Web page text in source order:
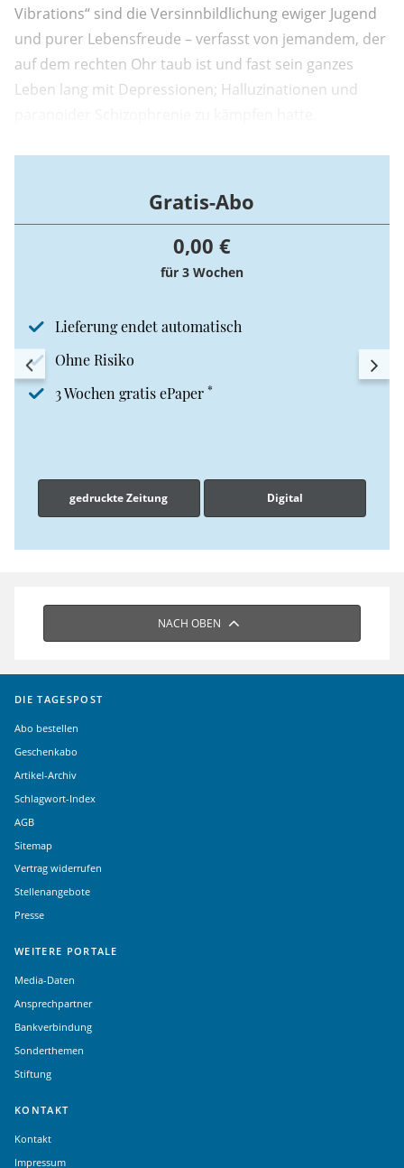
Vibrations“ sind die Versinnbildlichung ewiger Jugend
und purer Lebensfreude – verfasst von jemandem, der
auf dem rechten Ohr taub ist und fast sein ganzes
Leben lang mit Depressionen; Halluzinationen und
Gratis-Abo
0,00 €
für 3 Wochen
Lieferung endet automatisch
Ohne Risiko
3 Wochen gratis ePaper *
gedruckte Zeitung Digital
NACH OBEN
DIE TAGESPOST
Abo bestellen
Geschenkabo
Artikel-Archiv
Schlagwort-Index
AGB
Sitemap
Vertrag widerrufen
Stellenangebote
Presse
WEITERE PORTALE
Media-Daten
Ansprechpartner
Bankverbindung
Sonderthemen
Stiftung
KONTAKT
Kontakt
Impressum